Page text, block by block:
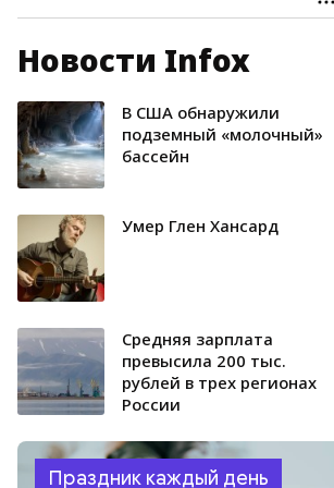
Новости Infox
В США обнаружили
подземный «молочный»
бассейн
Умер Глен Хансард
Средняя зарплата
превысила 200 тыс.
рублей в трех регионах
России
Праздник каждый день